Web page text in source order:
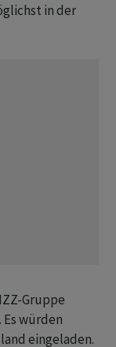
in der
Gruppe
würden
eingeladen.